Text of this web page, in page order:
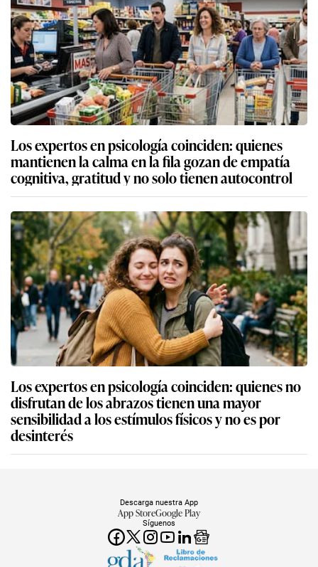
Los expertos en psicología coinciden: quienes
mantienen la calma en la fila gozan de empatía
cognitiva, gratitud y no solo tienen autocontrol
Los expertos en psicología coinciden: quienes no
disfrutan de los abrazos tienen una mayor
sensibilidad a los estímulos físicos y no es por
desinterés
Síguenos
Descarga nuestra App
App StoreGoogle Play